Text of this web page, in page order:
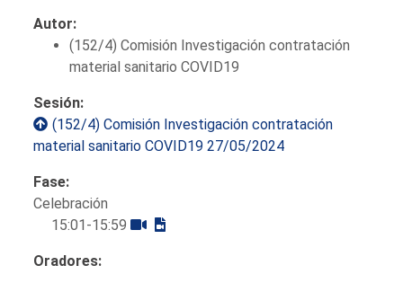
Autor:
(152/4) Comisión Investigación contratación
material sanitario COVID19
Sesión:
(152/4) Comisión Investigación contratación
material sanitario COVID19 27/05/2024
Fase:
Celebración
15:01-15:59
Oradores: